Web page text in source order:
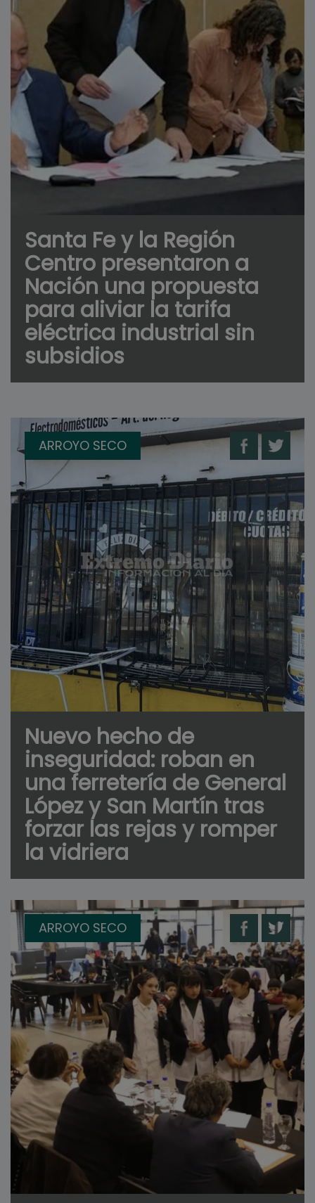
Santa Fe y la Región
Centro presentaron a
Nación una propuesta
para aliviar la tarifa
eléctrica industrial sin
subsidios
ARROYO SECO
Nuevo hecho de
inseguridad: roban en
una ferretería de General
López y San Martín tras
forzar las rejas y romper
la vidriera
ARROYO SECO